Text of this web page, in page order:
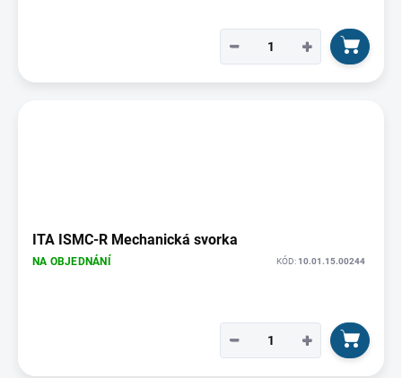
+
−
ITA ISMC-R Mechanická svorka
NA OBJEDNÁNÍ KÓD:10.01.15.00244
+
−